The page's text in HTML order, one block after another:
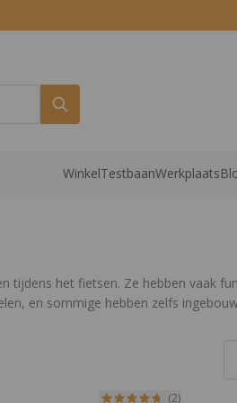
WinkelTestbaanWerkplaats
tijdens het fietsen. Ze hebben vaak
en sommige hebben zelfs
van alles is dat ze meestal genoeg
(2)